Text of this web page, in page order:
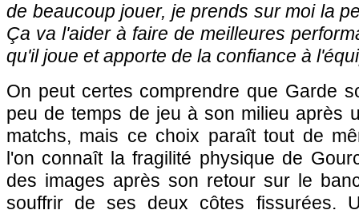
de beaucoup jouer, je prends sur moi la
Ça va l'aider à faire de meilleures
qu'il joue et apporte de la confiance à
On peut certes comprendre que Garde
peu de temps de jeu à son milieu après
matchs, mais ce choix paraît tout de
l'on connaît la fragilité physique de
des images après son retour sur le
souffrir de ses deux côtes fissurées.